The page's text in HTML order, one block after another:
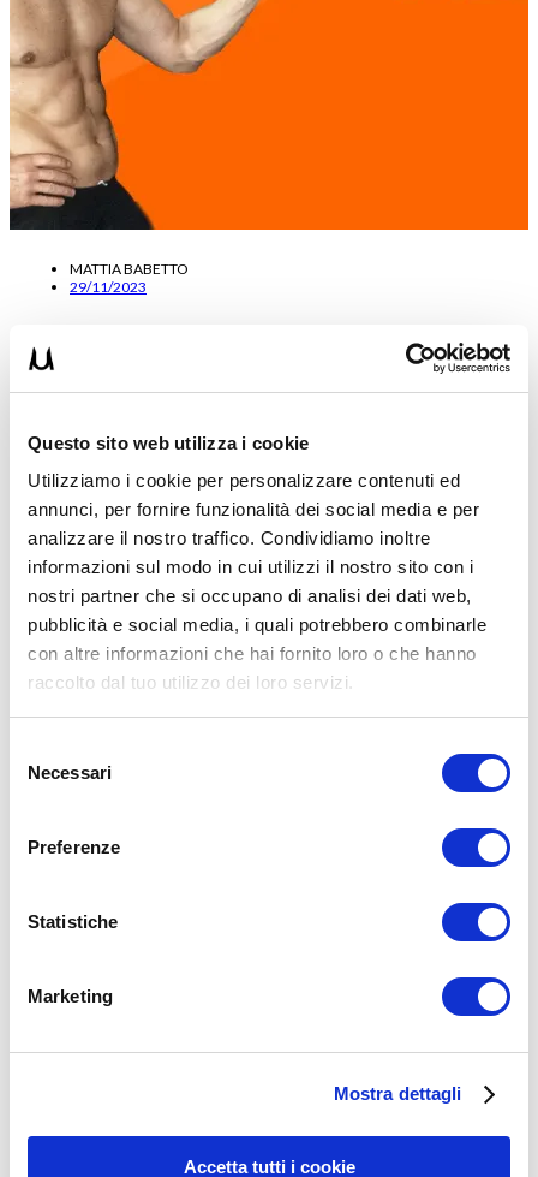
Questo sito web utilizza i cookie
Utilizziamo i cookie per personalizzare contenuti ed
annunci, per fornire funzionalità dei social media e per
analizzare il nostro traffico. Condividiamo inoltre
informazioni sul modo in cui utilizzi il nostro sito con i
nostri partner che si occupano di analisi dei dati web,
pubblicità e social media, i quali potrebbero combinarle
con altre informazioni che hai fornito loro o che hanno
raccolto dal tuo utilizzo dei loro servizi.
delNecessari
Preferenze
Statistiche
Marketing
Mostra dettagli
Accetta tutti i cookie
MATTIA BABETTO
29/11/2023
Ectomorfo Massa Muscolare: BODYBUILDING o
“Ectomorfo Massa muscolare: BODYBUILDING o CALISTHENICS?”.
Leggi tutto